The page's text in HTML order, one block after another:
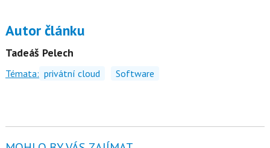
Autor článku
Tadeáš Pelech
Témata: privátní cloud Software